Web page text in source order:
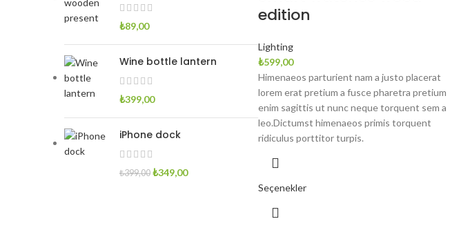
₺89,00
Wine bottle lantern
₺399,00
iPhone dock
₺399,00 Orijinal
₺349,00Şu
edition
Lighting
₺599,00
Himenaeos parturient nam a justo placerat
lorem erat pretium a fusce pharetra pretium
enim sagittis ut nunc neque torquent sem a
leo.Dictumst himenaeos primis torquent
ridiculus porttitor turpis.
Seçenekler